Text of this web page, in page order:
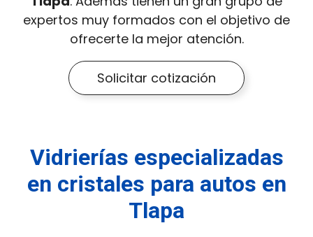
expertos muy formados con el objetivo de
ofrecerte la mejor atención.
Solicitar cotización
Vidrierías especializadas
en cristales para autos en
Tlapa